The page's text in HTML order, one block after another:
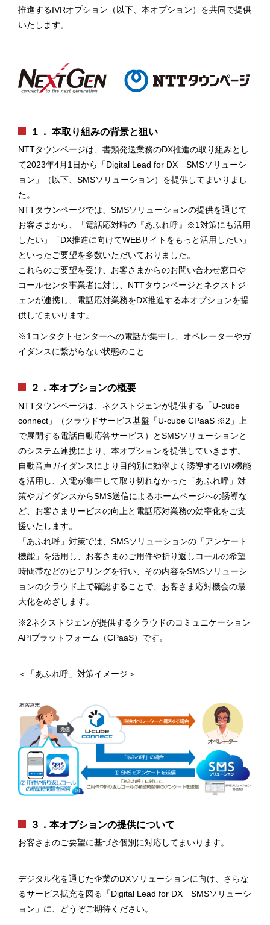
推進するIVRオプション（以下、本オプション）を共同で提供
いたします。
１． 本取り組みの背景と狙い
NTTタウンページは、書類発送業務のDX推進の取り組みとし
て2023年4月1日から「Digital Lead for DX SMSソリューシ
ョン」（以下、SMSソリューション）を提供してまいりまし
た。
NTTタウンページでは、SMSソリューションの提供を通じて
お客さまから、「電話応対時の『あふれ呼』※1対策にも活用
したい」「DX推進に向けてWEBサイトをもっと活用したい」
といったご要望を多数いただいておりました。
これらのご要望を受け、お客さまからのお問い合わせ窓口や
コールセンタ事業者に対し、NTTタウンページとネクストジ
ェンが連携し、電話応対業務をDX推進する本オプションを提
供してまいります。
※1コンタクトセンターへの電話が集中し、オペレーターやガ
イダンスに繋がらない状態のこと
２．本オプションの概要
NTTタウンページは、ネクストジェンが提供する「U-cube
connect」（クラウドサービス基盤「U-cube CPaaS ※2」上
で展開する電話自動応答サービス）とSMSソリューションと
のシステム連携により、本オプションを提供していきます。
自動音声ガイダンスにより目的別に効率よく誘導するIVR機能
を活用し、入電が集中して取り切れなかった「あふれ呼」対
策やガイダンスからSMS送信によるホームページへの誘導な
ど、お客さまサービスの向上と電話応対業務の効率化をご支
援いたします。
「あふれ呼」対策では、SMSソリューションの「アンケート
機能」を活用し、お客さまのご用件や折り返しコールの希望
時間帯などのヒアリングを行い、その内容をSMSソリューシ
ョンのクラウド上で確認することで、お客さま応対機会の最
大化をめざします。
※2ネクストジェンが提供するクラウドのコミュニケーション
APIプラットフォーム（CPaaS）です。
＜「あふれ呼」対策イメージ＞
３．本オプションの提供について
お客さまのご要望に基づき個別に対応してまいります。
デジタル化を通じた企業のDXソリューションに向け、さらな
るサービス拡充を図る「Digital Lead for DX SMSソリューシ
ョン」に、どうぞご期待ください。